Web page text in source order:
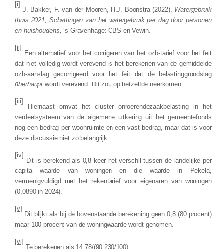
[i]
J. Bakker, F. van der Mooren, H.J. Boonstra (2022), Watergebruik
thuis 2021, Schattingen van het watergebruik per dag door personen
en huishoudens, ‘s-Gravenhage: CBS en Vewin.
[ii]
Een alternatief voor het corrigeren van het ozb-tarief voor het feit
dat niet volledig wordt verevend is het berekenen van de gemiddelde
ozb-aanslag gecorrigeerd voor het feit dat de belastinggrondslag
überhaupt wordt verevend. Dit zou op hetzelfde neerkomen.
[iii]
Hiernaast omvat het cluster onroerendezaakbelasting in het
verdeelsysteem van de algemene uitkering uit het gemeentefonds
nog een bedrag per woonruimte en een vast bedrag, maar dat is voor
deze discussie niet zo belangrijk.
[iv]
Dit is berekend als 0,8 keer het verschil tussen de landelijke per
capita waarde van woningen en die waarde in
Pekela,
vermenigvuldigd met het rekentarief voor eigenaren van woningen
(0,0890in 2024).
[v]
Dit blijkt als bij de bovenstaande berekening geen 0,8 (80 procent)
maar 100 procent van de woningwaarde wordt genomen.
[vi]
Te berekenen als 14,78/(90.230/100).